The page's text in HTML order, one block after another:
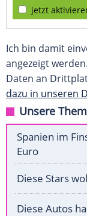
jetzt
Ich bin damit
angezeigt
Daten an
dazu in unseren
Unsere
Spanien im
Euro
Diese Stars
Diese Autos